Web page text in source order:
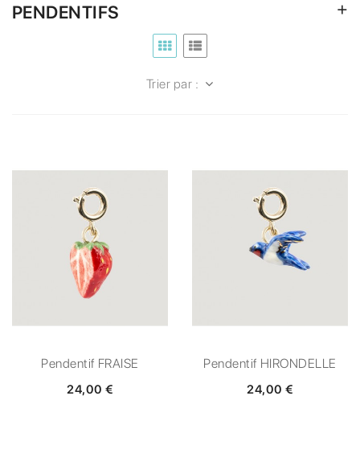
PENDENTIFS
Trier par :
Pendentif FRAISE
24,00 €
Pendentif HIRONDELLE
24,00 €